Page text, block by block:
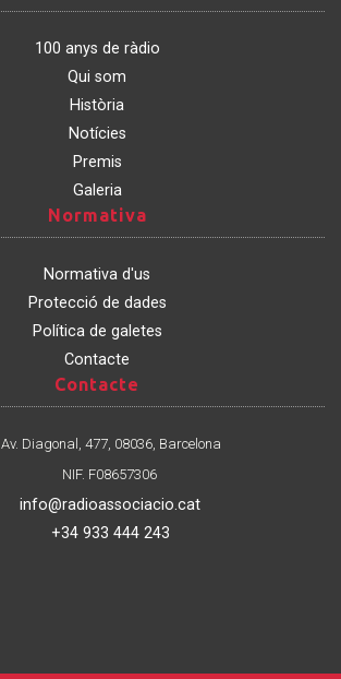
100 anys de ràdio
Qui som
Història
Notícies
Premis
Galeria
Normativa
Normativa d'us
Protecció de dades
Política de galetes
Contacte
Contacte
Av. Diagonal, 477, 08036, Barcelona
NIF. F08657306
info@radioassociacio.cat
+34 933 444 243